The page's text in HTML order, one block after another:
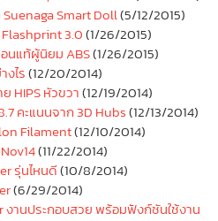
Smart Doll(5/12/2015)
3.0(1/26/2015)
นแท้ผู้นิยม ABS(1/26/2015)
งไร(12/20/2014)
HIPS หัวขวา(12/19/2014)
คะแนนจาก 3D Hubs(12/13/2014)
Filament(12/10/2014)
(11/22/2014)
รุ่นไหนดี(10/8/2014)
(6/29/2014)
งานประกอบสวย พร้อมฟังก์ชันใช้งาน